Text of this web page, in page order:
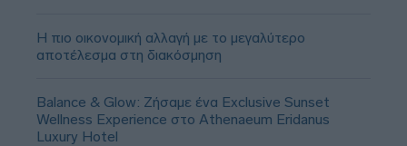
Η πιο οικονομική αλλαγή με το μεγαλύτερο
αποτέλεσμα στη διακόσμηση
Balance & Glow: Ζήσαμε ένα Exclusive Sunset
Wellness Experience στο Athenaeum Eridanus
Luxury Hotel